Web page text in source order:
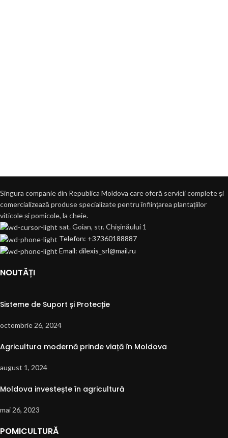
Singura companie din Republica Moldova care oferă servicii complete și
comercializează produse specializate pentru înființarea plantațiilor
viticole și pomicole, la cheie.
sat. Goian, str. Chișinăului 1
Telefon: +37360188887
Email: dilexis_srl@mail.ru
NOUTĂȚI
Sisteme de Suport și Protecție
octombrie 26, 2024
Agricultura modernă prinde viață în Moldova
august 1, 2024
Moldova investește în agricultură
mai 26, 2023
POMICULTURĂ